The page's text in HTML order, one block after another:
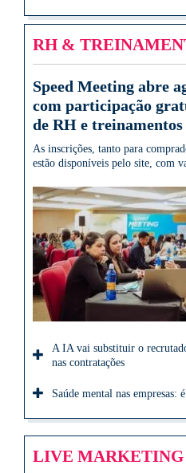
RH &
Speed Meeting abre
com participação
de RH e treinamentos
As inscrições, tanto para
estão disponíveis pelo site, com
A IA vai substituir o
nas contratações
Saúde mental nas empresas:
LIVE MARKETING